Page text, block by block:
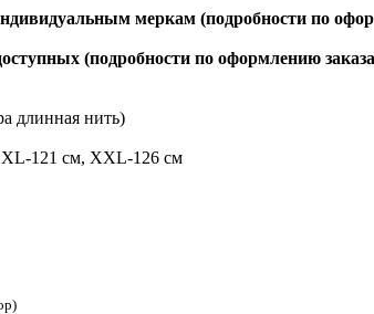
меркам (подробности по
(подробности по оформлению
длинная нить)
XL-121 см, XXL-126 см